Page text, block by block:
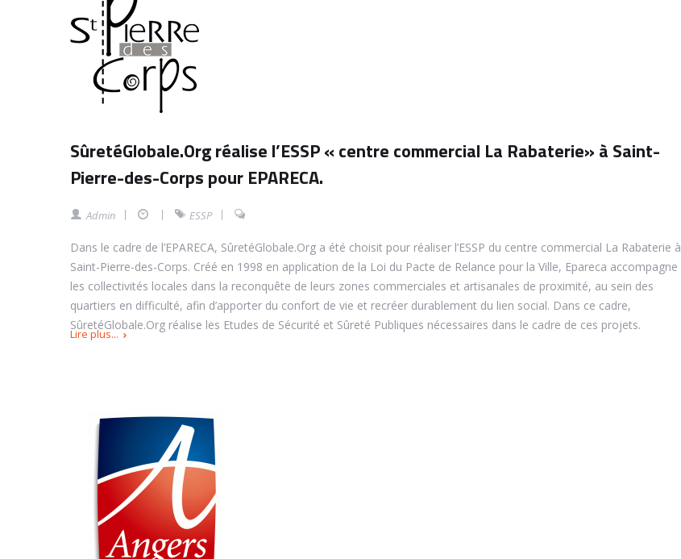
SûretéGlobale.Org réalise l’ESSP « centre commercial La Rabaterie» à Saint-
Pierre-des-Corps pour EPARECA.
Admin ESSP
Dans le cadre de l’EPARECA, SûretéGlobale.Org a été choisit pour réaliser l’ESSP du centre commercial La Rabaterie à
Saint-Pierre-des-Corps. Créé en 1998 en application de la Loi du Pacte de Relance pour la Ville, Epareca accompagne
les collectivités locales dans la reconquête de leurs zones commerciales et artisanales de proximité, au sein des
quartiers en difficulté, afin d’apporter du confort de vie et recréer durablement du lien social. Dans ce cadre,
SûretéGlobale.Org réalise les Etudes de Sécurité et Sûreté Publiques nécessaires dans le cadre de ces projets.
Lire plus...